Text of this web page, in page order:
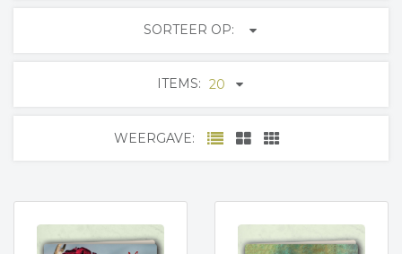
SORTEER OP:
ITEMS: 20
WEERGAVE: